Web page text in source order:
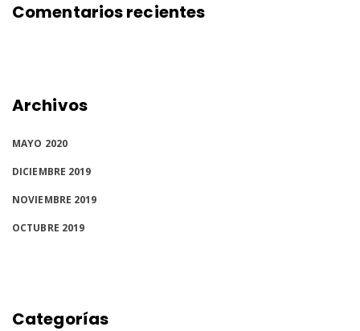
Comentarios recientes
Archivos
MAYO 2020
DICIEMBRE 2019
NOVIEMBRE 2019
OCTUBRE 2019
Categorías